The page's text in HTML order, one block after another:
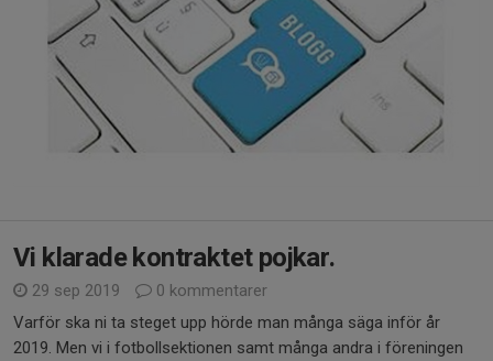
Vi klarade kontraktet pojkar.
29 sep 2019
0 kommentarer
Varför ska ni ta steget upp hörde man många säga inför år
2019. Men vi i fotbollsektionen samt många andra i föreningen